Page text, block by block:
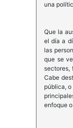
una
Que la
el día a
las
que se
sectores,
Cabe
pública,
enfoque